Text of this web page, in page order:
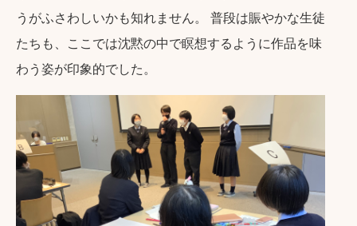
うがふさわしいかも知れません。 普段は賑やかな生徒
たちも、ここでは沈黙の中で瞑想するように作品を味
わう姿が印象的でした。